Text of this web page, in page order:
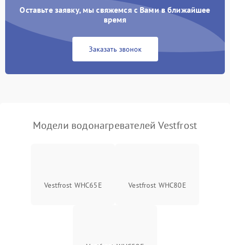
Оставьте заявку, мы свяжемся с Вами в ближайшее
время
Заказать звонок
Модели водонагревателей Vestfrost
Vestfrost WHC65E Vestfrost WHC80E